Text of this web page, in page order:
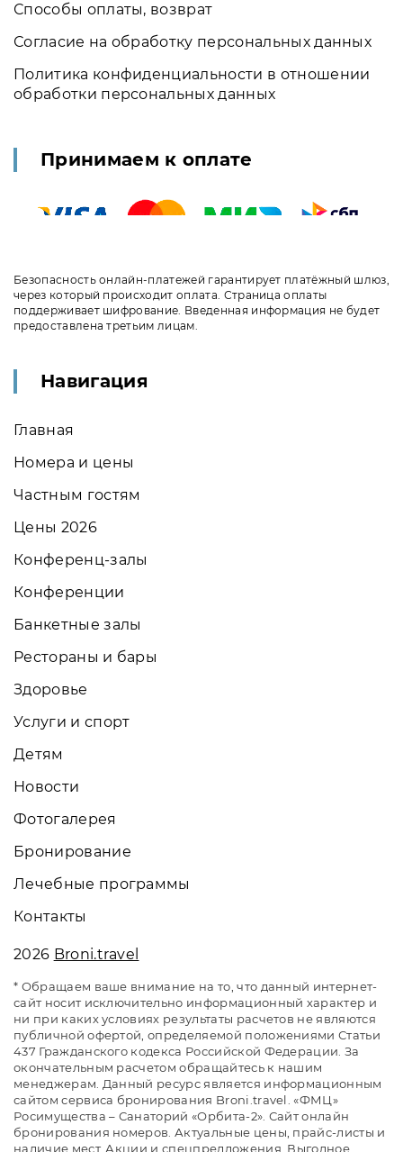
Способы оплаты, возврат
Согласие на обработку персональных данных
Политика конфиденциальности в отношении
обработки персональных данных
Принимаем к оплате
Безопасность онлайн-платежей гарантирует платёжный шлюз,
через который происходит оплата. Страница оплаты
поддерживает шифрование. Введенная информация не будет
предоставлена третьим лицам.
Навигация
Главная
Номера и цены
Частным гостям
Цены 2026
Конференц-залы
Конференции
Банкетные залы
Рестораны и бары
Здоровье
Услуги и спорт
Детям
Новости
Фотогалерея
Бронирование
Лечебные программы
Контакты
2026 Broni.travel
* Обращаем ваше внимание на то, что данный интернет-
сайт носит исключительно информационный характер и
ни при каких условиях результаты расчетов не являются
публичной офертой, определяемой положениями Статьи
437 Гражданского кодекса Российской Федерации. За
окончательным расчетом обращайтесь к нашим
менеджерам. Данный ресурс является информационным
сайтом сервиса бронирования Broni.travel. «ФМЦ»
Росимущества – Санаторий «Орбита-2». Сайт онлайн
бронирования номеров. Актуальные цены, прайс-листы и
наличие мест. Акции и спецпредложения. Выгодное